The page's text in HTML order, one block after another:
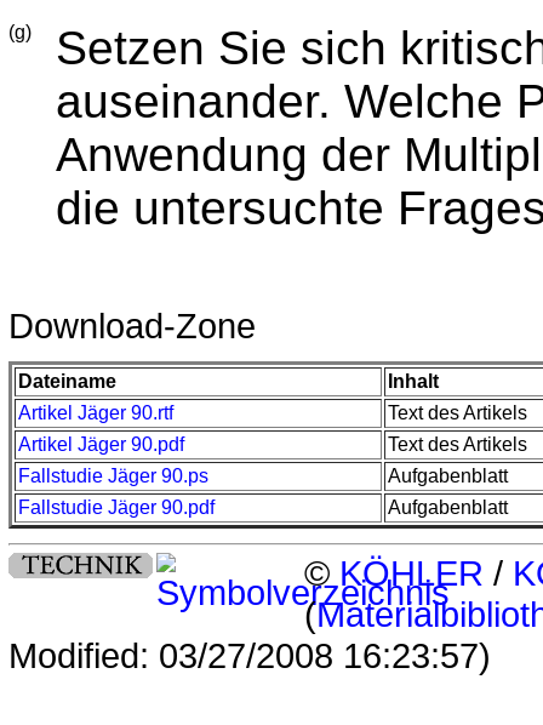
(g)
Setzen Sie sich
auseinander. Welche
Anwendung der
die untersuchte
Download-Zone
Dateiname
Inhalt
Artikel Jäger 90.rtf
Text des Artikels
Artikel Jäger 90.pdf
Text des Artikels
Fallstudie Jäger 90.ps
Aufgabenblatt
Fallstudie Jäger 90.pdf
Aufgabenblatt
© KÖHLER /
(
Modified: 03/27/2008 16:23:57)